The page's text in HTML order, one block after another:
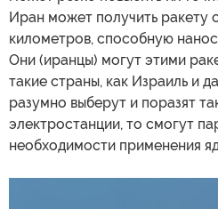
Иран может получить ракету
километров, способную
Они (иранцы) могут этими
такие страны, как Израиль и
разумно выберут и поразят
электростанции, то смогут
необходимости применения